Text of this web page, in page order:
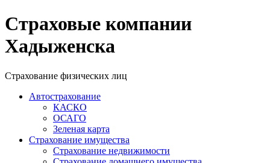
Страховые компании
Хадыженска
Страхование физических лиц
Автострахование
КАСКО
ОСАГО
Зеленая карта
Страхование имущества
Страхование недвижимости